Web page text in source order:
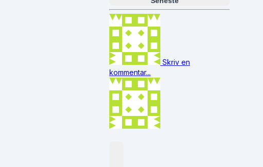
Skriv en
kommentar...